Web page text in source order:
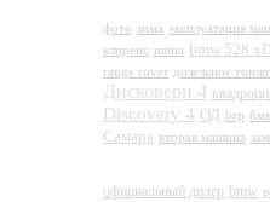
фото зима эксплуатация
клиренс шина bmw 528
range rover дизельное
Дисковери 4
Discovery 4 ОД brp бмв
Самара вторая машина
официальный дилер bmw